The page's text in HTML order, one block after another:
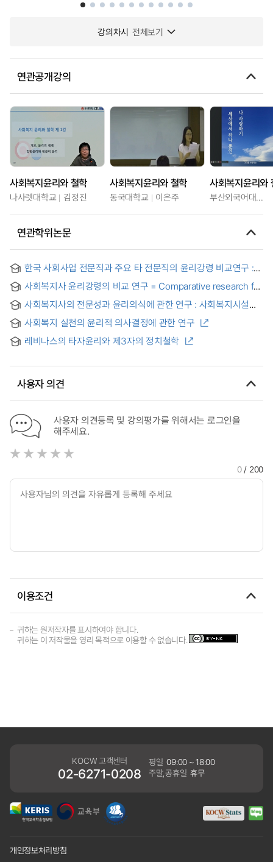
강의차시 전체보기
연관공개강의
사회복지윤리와 철학
나사렛대학교 김정진
사회복지윤리와 철학
동국대학교 이은주
사회복지윤리와
부산외국어대학교
연관학위논문
한국 사회사업 전문직과 주요 타 전문직의 윤리강령 비교연구 :
= (A) study on professional codes of ethics of social work
and other major professions in Korea : on comparison of
codes of ethics for social workers from Korean doctors,
nurses, teachers and lawyers
사회복지사 윤리강령의 비교 연구 = Comparative research for
사회복지사의 전문성과 윤리의식에 관한 연구 : 사회복지시설
and Ethical Minds of Social Workers : Mainly regarding
Social Workers Employed in Social Welfare Facilities
사회복지 실천의 윤리적 의사결정에 관한 연구
레비나스의 타자윤리와 제3자의 정치철학
사용자 의견
사용자 의견등록 및 강의평가를 위해서는 로그인을
해주세요.
0/ 200
이용조건
귀하는 원저작자를 표시하여야 합니다.
귀하는 이 저작물을 영리 목적으로 이용할 수 없습니다.
KOCW 고객센터
02-6271-0208
평일 09:00 ~ 18:00
주말,공휴일 휴무
개인정보처리방침